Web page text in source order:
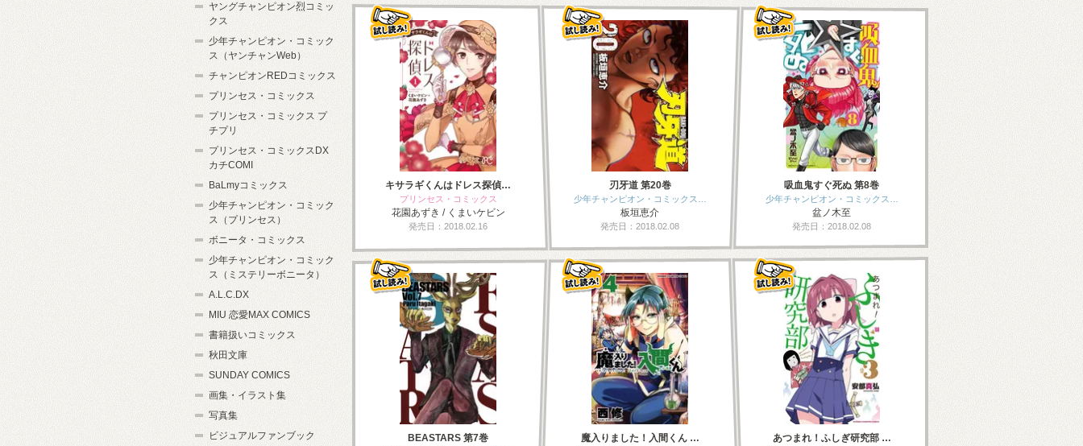
キサラギくんはドレス探偵…
プリンセス・コミックス
花園あずき / くまいケビン
発売日：2018.02.16
刃牙道 第20巻
少年チャンピオン・コミックス…
板垣恵介
発売日：2018.02.08
吸血鬼すぐ死ぬ 第8巻
少年チャンピオン・コミックス…
盆ノ木至
発売日：2018.02.08
BEASTARS 第7巻 魔入りました！入間くん … あつまれ！ふしぎ研究部 …
ヤングチャンピオン烈コミッ
クス
少年チャンピオン・コミック
ス（ヤンチャンWeb）
チャンピオンREDコミックス
プリンセス・コミックス
プリンセス・コミックス プ
チプリ
プリンセス・コミックスDX
カチCOMI
BaLmyコミックス
少年チャンピオン・コミック
ス（プリンセス）
ボニータ・コミックス
少年チャンピオン・コミック
ス（ミステリーボニータ）
A.L.C.DX
MIU 恋愛MAX COMICS
書籍扱いコミックス
秋田文庫
SUNDAY COMICS
画集・イラスト集
写真集
ビジュアルファンブック